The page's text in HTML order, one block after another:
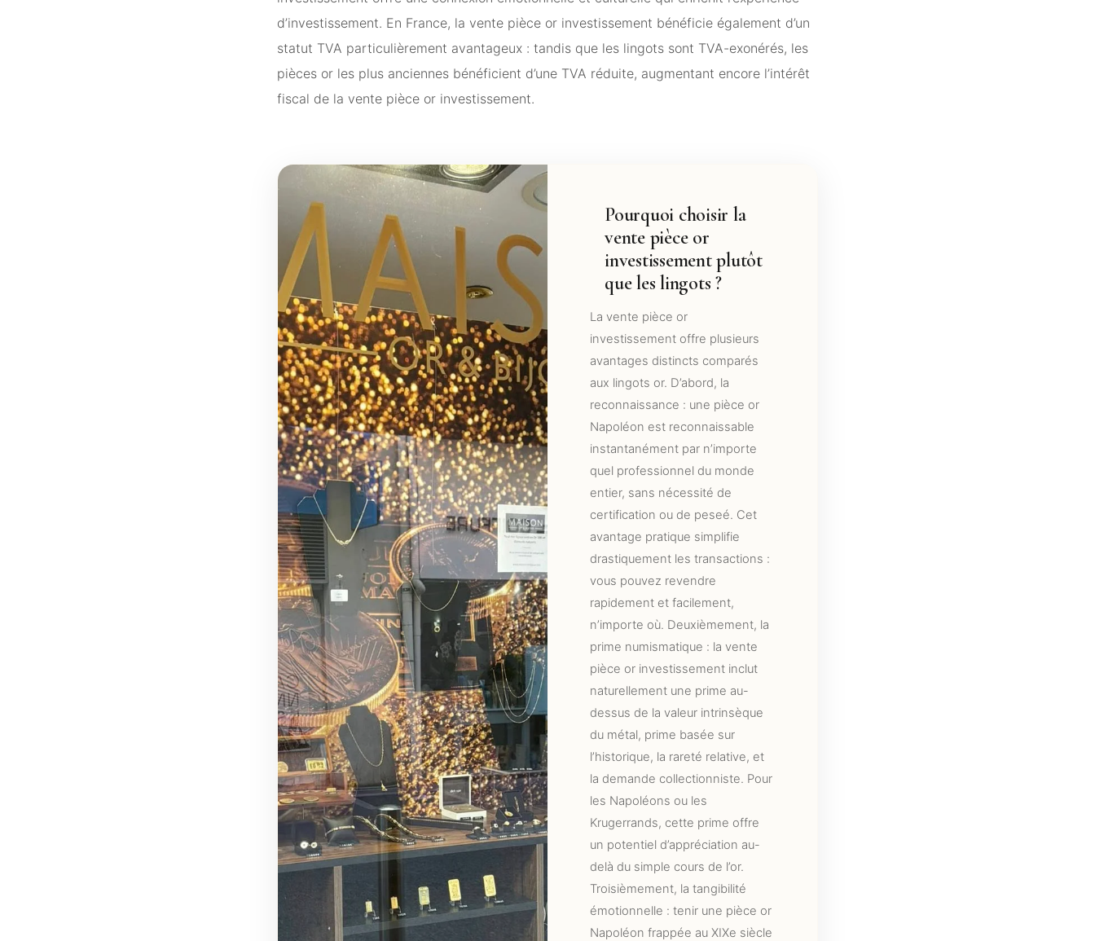
d’investissement. En France, la vente pièce or investissement bénéficie également d’un
statut TVA particulièrement avantageux : tandis que les lingots sont TVA-exonérés, les
pièces or les plus anciennes bénéficient d’une TVA réduite, augmentant encore l’intérêt
fiscal de la vente pièce or investissement.
Pourquoi choisir la
vente pièce or
investissement plutôt
que les lingots ?
La vente pièce or
investissement offre plusieurs
avantages distincts comparés
aux lingots or. D’abord, la
reconnaissance : une pièce or
Napoléon est reconnaissable
instantanément par n’importe
quel professionnel du monde
entier, sans nécessité de
certification ou de peseé. Cet
avantage pratique simplifie
drastiquement les transactions :
vous pouvez revendre
rapidement et facilement,
n’importe où. Deuxièmement, la
prime numismatique : la vente
pièce or investissement inclut
naturellement une prime au-
dessus de la valeur intrinsèque
du métal, prime basée sur
l’historique, la rareté relative, et
la demande collectionniste. Pour
les Napoléons ou les
Krugerrands, cette prime offre
un potentiel d’appréciation au-
delà du simple cours de l’or.
Troisièmement, la tangibilité
émotionnelle : tenir une pièce or
Napoléon frappée au XIXe siècle